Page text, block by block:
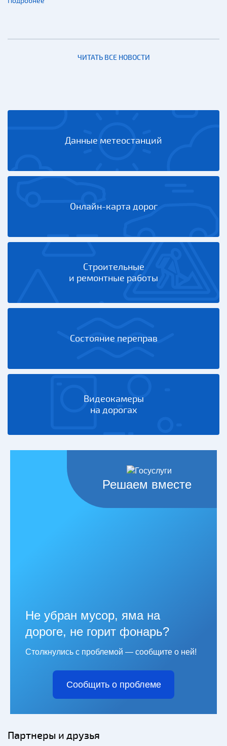
ЧИТАТЬ ВСЕ НОВОСТИ
Данные метеостанций
Онлайн-карта дорог
Строительные
и ремонтные работы
Состояние переправ
Видеокамеры
на дорогах
Решаем вместе
Не убран мусор, яма на
дороге, не горит фонарь?
Столкнулись с проблемой — сообщите о ней!
Сообщить о проблеме
Партнеры и друзья